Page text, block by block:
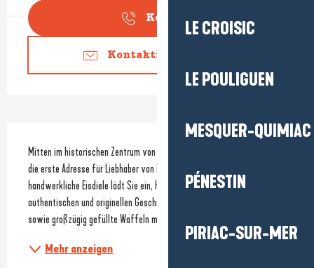
LE CROISIC
LE POULIGUEN
MESQUER-QUIMIAC
PÉNESTIN
PIRIAC-SUR-MER
Kontakt
Kontaktieren Sie uns
Beschreibung
Mitten im historischen Zentrum von Piriac-sur-Mer ist „Le Pôle Nord“
die erste Adresse für Liebhaber von Eisspezialitäten. Diese
handwerkliche Eisdiele lädt Sie ein, hausgemachtes Eis mit
authentischen und originellen Geschmacksrichtungen, fruchtige Sorbets
sowie großzügig gefüllte Waffeln mit...
Mehr anzeigen